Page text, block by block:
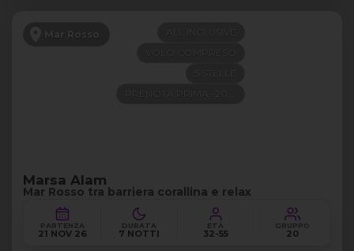
Mar Rosso
Marsa Alam
Mar Rosso tra barriera corallina e relax
PARTENZA
21 NOV 26
DURATA
7 NOTTI
ETÀ
32-55
GRUPPO
20